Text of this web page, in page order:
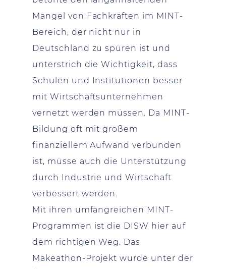
Mangel von Fachkräften im MINT-
Bereich, der nicht nur in
Deutschland zu spüren ist und
unterstrich die Wichtigkeit, dass
Schulen und Institutionen besser
mit Wirtschaftsunternehmen
vernetzt werden müssen. Da MINT-
Bildung oft mit großem
finanziellem Aufwand verbunden
ist, müsse auch die Unterstützung
durch Industrie und Wirtschaft
verbessert werden.
Mit ihren umfangreichen MINT-
Programmen ist die DISW hier auf
dem richtigen Weg. Das
Makeathon-Projekt wurde unter der